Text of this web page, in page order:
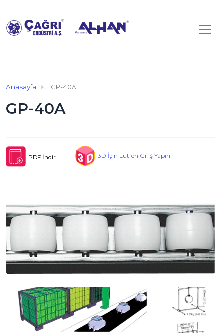
Anasayfa GP-40A
GP-40A
PDF İndir 3D İçin Lütfen Giriş Yapın